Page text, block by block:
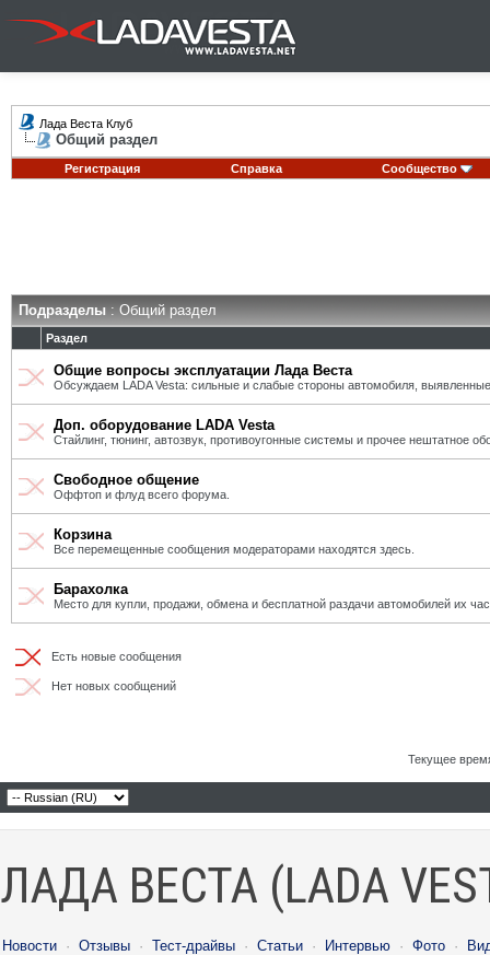
Лада Веста Клуб
Общий раздел
Регистрация Справка Сообщество
Подразделы: Общий раздел
Раздел
Общие вопросы эксплуатации Лада Веста
Обсуждаем LADA Vesta: сильные и слабые стороны автомобиля,
Доп. оборудование LADA Vesta
Стайлинг, тюнинг, автозвук, противоугонные системы и прочее нештатное
Свободное общение
Оффтоп и флуд всего форума.
Корзина
Все перемещенные сообщения модераторами находятся здесь.
Барахолка
Место для купли, продажи, обмена и бесплатной раздачи автомобилей их
Есть новые сообщения
Нет новых сообщений
Текущее
ЛАДА ВЕСТА (LADA
Новости · Отзывы · Тест-драйвы · Статьи · Интервью · Фото ·